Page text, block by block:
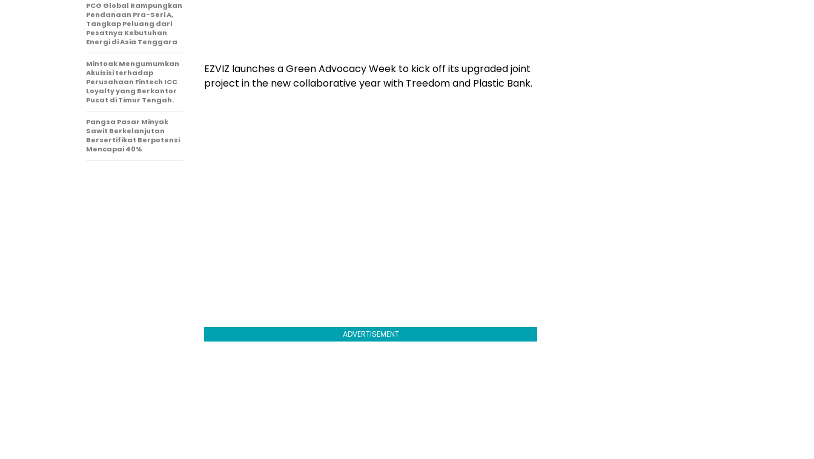
EZVIZ launches a Green Advocacy Week to kick off its upgraded joint
project in the new collaborative year with Treedom and Plastic Bank.
ADVERTISEMENT
PCG Global Rampungkan
Pendanaan Pra-Seri A,
Tangkap Peluang dari
Pesatnya Kebutuhan
Energi di Asia Tenggara
Mintoak Mengumumkan
Akuisisi terhadap
Perusahaan Fintech ICC
Loyalty yang Berkantor
Pusat di Timur Tengah.
Pangsa Pasar Minyak
Sawit Berkelanjutan
Bersertifikat Berpotensi
Mencapai 40%